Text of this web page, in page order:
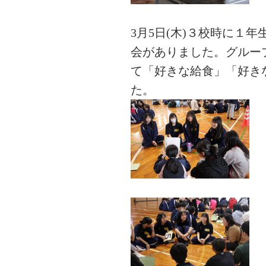
3月5日(木)３校時に１年
会がありました。グル
て「好きな給食」「好
た。